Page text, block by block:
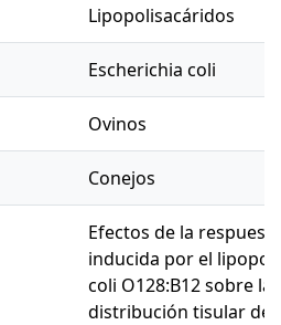
Lipopolisacáridos
Escherichia coli
Ovinos
Conejos
Efectos de la
inducida por el
coli O128:B12 sobre
distribución tisular de